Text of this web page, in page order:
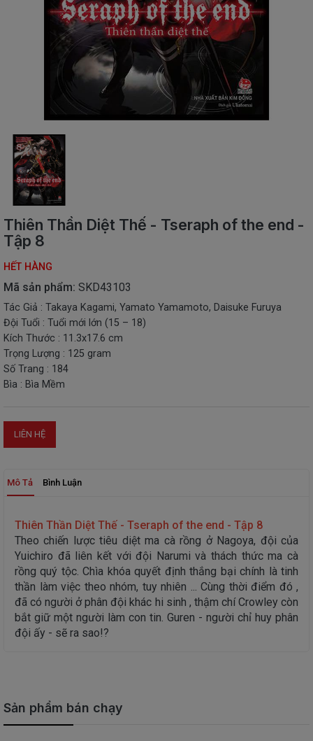
THIẾU
TIẾNG
NGOẠI
NGỮ
VPP
-
ĐỒ
DÙNG
SINH
TẶNG
-
CHƠI
THIẾT
BỊ
STEM
Thiên Thần Diệt Thế - Tseraph of the end -
Tập 8
HẾT HÀNG
Mã sản phẩm: SKD43103
Tác Giả : Takaya Kagami, Yamato Yamamoto, Daisuke Furuya
Đội Tuổi : Tuổi mới lớn (15 – 18)
Kích Thước : 11.3x17.6 cm
Trọng Lượng : 125 gram
Số Trang : 184
Bìa : Bìa Mềm
LIÊN HỆ
Mô Tả Bình Luận
Thiên Thần Diệt Thế - Tseraph of the end - Tập 8
Theo chiến lược tiêu diệt ma cà rồng ở Nagoya, đội của
Yuichiro đã liên kết với đội Narumi và thách thức ma cà
rồng quý tộc. Chìa khóa quyết định thắng bại chính là tinh
thần làm việc theo nhóm, tuy nhiên ... Cùng thời điểm đó ,
đã có người ở phân đội khác hi sinh , thậm chí Crowley còn
bắt giữ một người làm con tin. Guren - người chỉ huy phân
đội ấy - sẽ ra sao!?
Sản phẩm bán chạy